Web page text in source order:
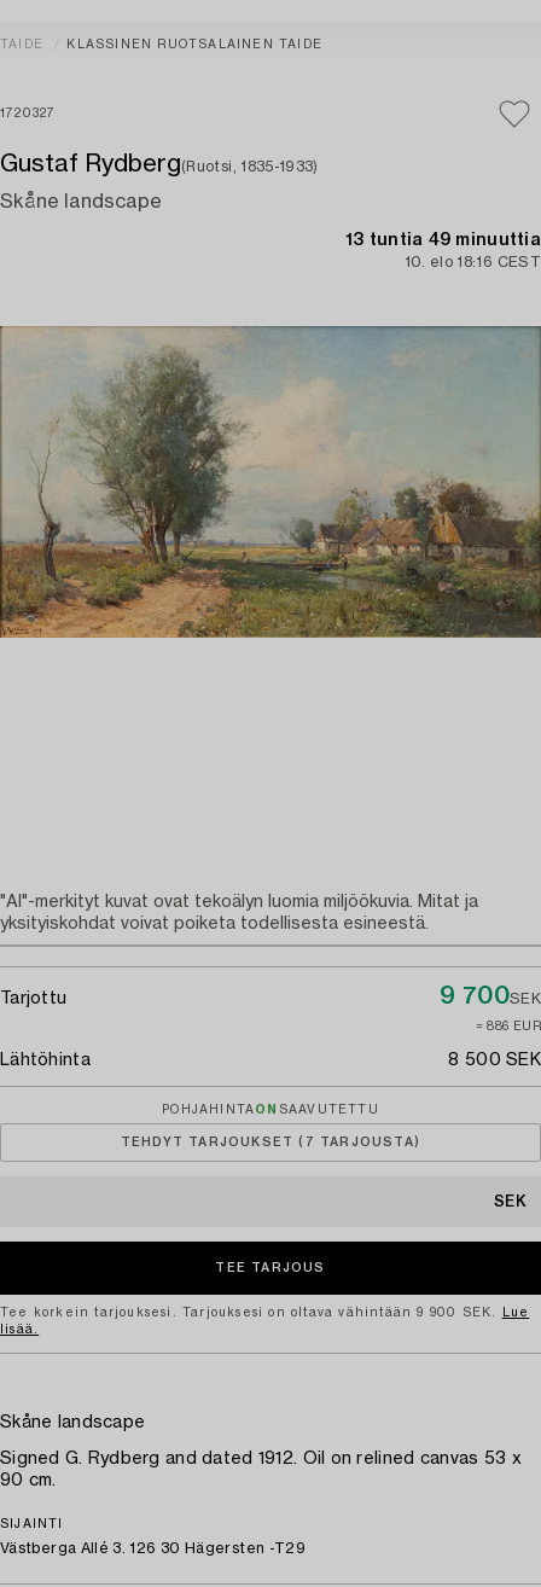
TAIDE KLASSINEN RUOTSALAINEN TAIDE
1720327
Gustaf Rydberg(Ruotsi, 1835-1933)
Skåne landscape
13 tuntia 49 minuuttia
10. elo 18:16 CEST
Tarjottu 9 700SEK
≈ 886 EUR
Lähtöhinta 8 500 SEK
POHJAHINTA ON SAAVUTETTU
TEHDYT TARJOUKSET (7 TARJOUSTA)
SEK
Tee korkein tarjouksesi. Tarjouksesi on oltava vähintään 9 900 SEK.
Lue
lisää.
Skåne landscape
Signed G. Rydberg and dated 1912. Oil on relined canvas 53 x
90 cm.
SIJAINTI
Västberga Allé 3. 126 30 Hägersten -T29
"AI"-merkityt kuvat ovat tekoälyn luomia miljöökuvia. Mitat ja
yksityiskohdat voivat poiketa todellisesta esineestä.